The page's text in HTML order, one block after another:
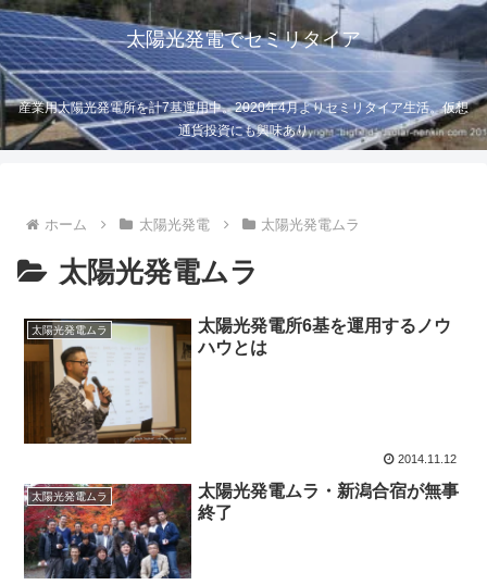
太陽光発電でセミリタイア
産業用太陽光発電所を計7基運用中。2020年4月よりセミリタイア生活。仮想
通貨投資にも興味あり
ホーム 太陽光発電 太陽光発電ムラ
太陽光発電ムラ
太陽光発電ムラ
太陽光発電所6基を運用するノウ
ハウとは
2014.11.12
太陽光発電ムラ
太陽光発電ムラ・新潟合宿が無事
終了